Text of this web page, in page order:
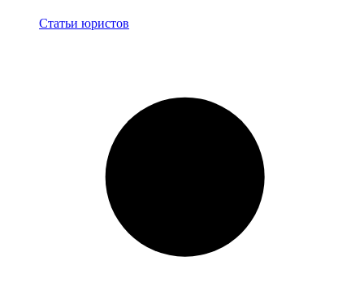
Блог
Статьи юристов